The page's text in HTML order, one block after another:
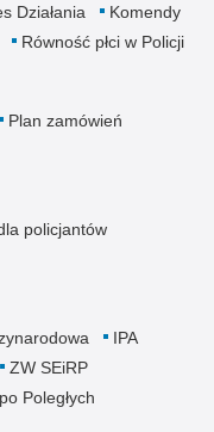
Działania
Komendy
Równość płci w Policji
Plan zamówień
policjantów
IPA
ZW SEiRP
Poległych